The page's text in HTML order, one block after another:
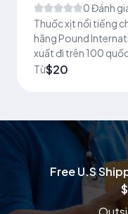
0 Đánh
Thuốc xịt nổi tiếng
hãng Pound
xuất đi trên 100
50 năm qua
Từ$20
Free U.S